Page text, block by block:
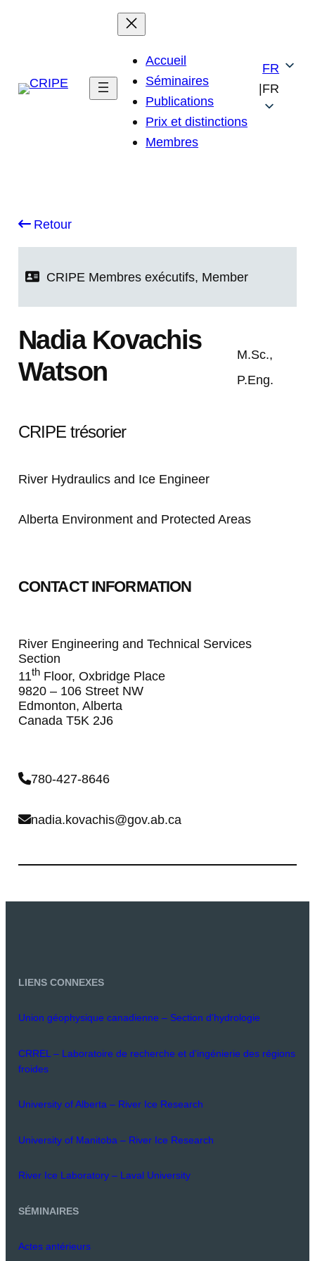
Accueil
Séminaires
Publications
Prix et distinctions
Membres
|
FR
FR
Retour
CRIPE Membres exécutifs, Member
Nadia Kovachis
Watson
M.Sc.,
P.Eng.
CRIPEtrésorier
River Hydraulics and Ice Engineer
Alberta Environment and Protected Areas
CONTACT INFORMATION
River Engineering and Technical Services
Section
11thFloor, Oxbridge Place
9820 – 106 Street NW
Edmonton, Alberta
Canada T5K 2J6
780-427-8646
nadia.kovachis@gov.ab.ca
LIENS CONNEXES
Union géophysique canadienne – Section d'hydrologie
CRREL – Laboratoire de recherche et d'ingénierie des régions
froides
University of Alberta – River Ice Research
University of Manitoba – River Ice Research
River Ice Laboratory – Laval University
SÉMINAIRES
Actes antérieurs